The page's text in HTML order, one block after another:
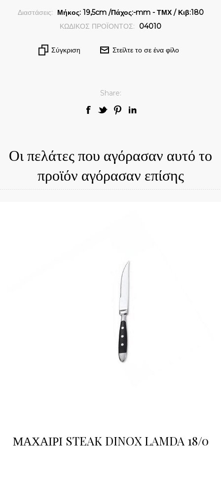
Διαστάσεις:
Μήκος: 19,5cm /Πάχος:-mm - ΤΜΧ / Κιβ:180
ΚΩΔΙΚΟΣ ΠΡΟΪΟΝΤΟΣ:
04010
Σύγκριση Στείλτε το σε ένα φίλο
Share:
Οι πελάτες που αγόρασαν αυτό το
προϊόν αγόρασαν επίσης
ΜΑΧΑΙΡΙ STEAK DINOX LAMDA 18/0